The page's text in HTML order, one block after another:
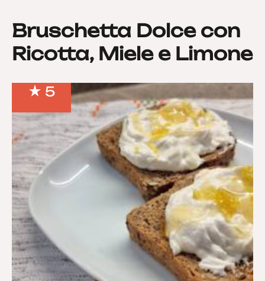
Bruschetta Dolce con
Ricotta, Miele e Limone
5